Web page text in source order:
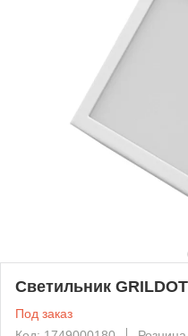
Светильник
Под заказ